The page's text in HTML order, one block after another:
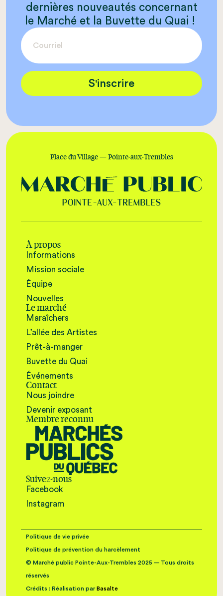
dernières nouveautés concernant
le Marché et la Buvette du Quai !
S'inscrire
Place du Village — Pointe-aux-Trembles
À propos
Informations
Mission sociale
Équipe
Nouvelles
Le marché
Maraîchers
L’allée des Artistes
Prêt-à-manger
Buvette du Quai
Événements
Contact
Nous joindre
Devenir exposant
Membre reconnu
Suivez-nous
Facebook
Instagram
Politique de vie privée
Politique de prévention du harcèlement
© Marché public Pointe-Aux-Trembles 2025 — Tous droits
réservés
Crédits : Réalisation par Basalte